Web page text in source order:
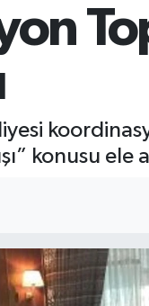
konusu ele